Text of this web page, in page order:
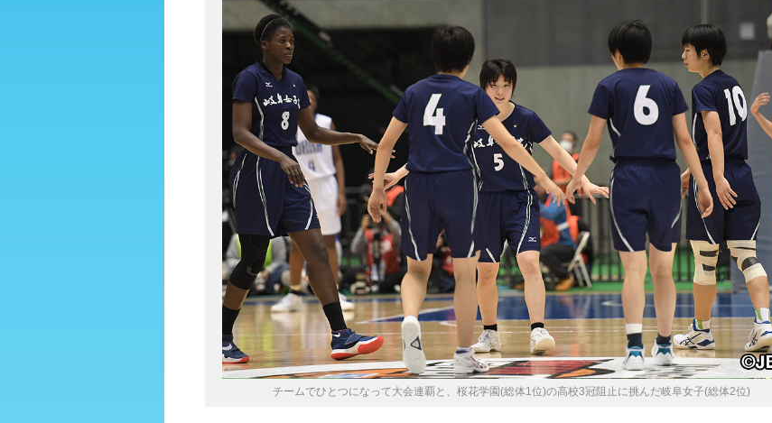
チームでひとつになって大会連覇と、桜花学園(総体1位)の高校3冠阻止に挑んだ岐阜女子(総体2位)